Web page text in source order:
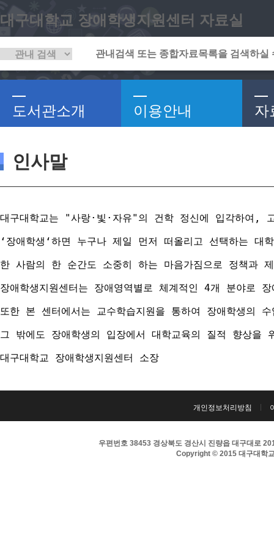
대구대학교 장애학생지원센터 자료실
도서관소개 이용안내 자
인사말
대구대학교는 "사랑·빛·자유"의 건학 정신에 입각하여,
‘장애학생‘하면 누구나 제일 먼저 떠올리고 선택하는 대
한 사람의 한 순간도 소중히 하는 마음가짐으로 정책과
장애학생지원센터는 장애영역별로 체계적인 4개 분야
또한 본 센터에서는 교수학습지원을 통하여 장애학생의
그 밖에도 장애학생의 입장에서 대학교육의 질적 향상
대구대학교 장애학생지원센터 소장
개인정보처리방침
우편번호 38453 경상북도 경산시 진량읍 대구대로
Copyright © 2015 대구대학